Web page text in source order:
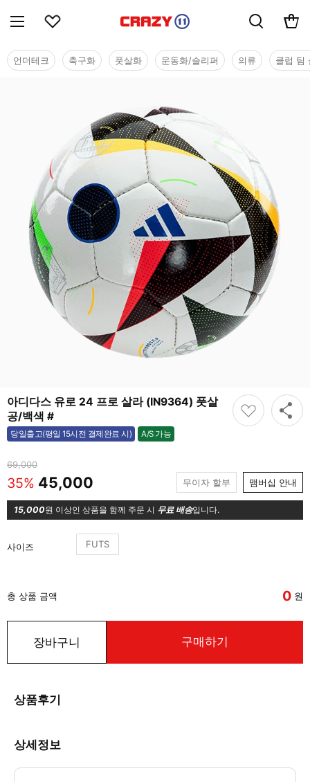
언더테크 축구화 풋살화 운동화/슬리퍼 의류 클럽 팀
아디다스 유로 24 프로 살라 (IN9364) 풋살
공/백색 #
당일출고(평일 15시전 결제완료 시) A/S 가능
가능
69,000
35% 45,000 무이자 할부 맴버십 안내
15,000원 이상인 상품을 함께 주문 시 무료 배송입니다.
사이즈 FUTS
총 상품 금액 0 원
장바구니 구매하기
상품후기
상세정보